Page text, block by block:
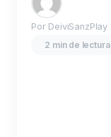
Por DeiviSanzPlay
2 min de lectura